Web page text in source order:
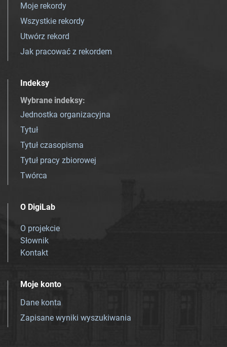
Moje rekordy
Wszystkie rekordy
Utwórz rekord
Jak pracować z rekordem
Indeksy
Wybrane indeksy:
Jednostka organizacyjna
Tytuł
Tytuł czasopisma
Tytuł pracy zbiorowej
Twórca
O DigiLab
O projekcie
Słownik
Kontakt
Moje konto
Dane konta
Zapisane wyniki wyszukiwania